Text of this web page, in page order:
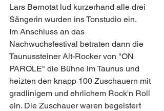
Lars Bernotat lud kurzerhand alle drei
Sängerin wurden ins Tonstudio ein.
Im Anschluss an das
Nachwuchsfestival betraten dann die
Taunussteiner Alt-Rocker von "ON
PAROLE" die Bühne im Taunus und
heizten den knapp 100 Zuschauern mit
gradlinigem und ehrlichem Rock'n Roll
ein. Die Zuschauer waren begeistert